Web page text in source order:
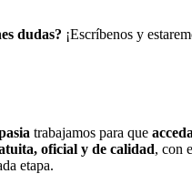
dudas? ¡Escríbenos y
trabajamos para que
oficial y de calidad, con
etapa.